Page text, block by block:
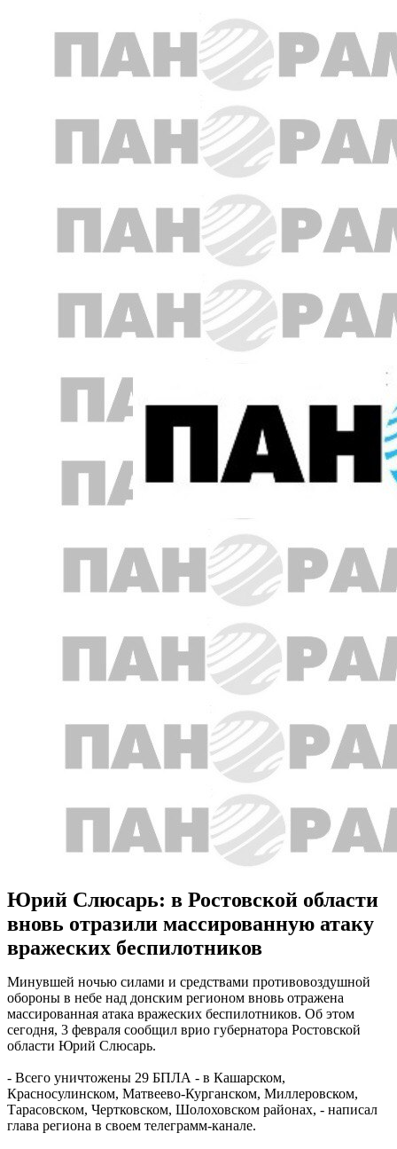
Юрий Слюсарь: в Ростовской области
вновь отразили массированную атаку
вражеских беспилотников
Минувшей ночью силами и средствами противовоздушной
обороны в небе над донским регионом вновь отражена
массированная атака вражеских беспилотников. Об этом
сегодня, 3 февраля сообщил врио губернатора Ростовской
области Юрий Слюсарь.
- Всего уничтожены 29 БПЛА - в Кашарском,
Красносулинском, Матвеево-Курганском, Миллеровском,
Тарасовском, Чертковском, Шолоховском районах, - написал
глава региона в своем телеграмм-канале.